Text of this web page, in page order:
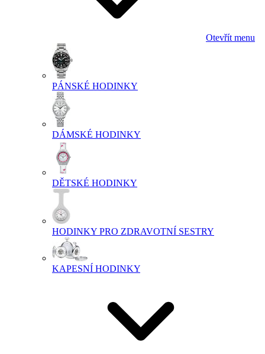
Otevřít menu
PÁNSKÉ HODINKY
DÁMSKÉ HODINKY
DĚTSKÉ HODINKY
HODINKY PRO ZDRAVOTNÍ SESTRY
KAPESNÍ HODINKY